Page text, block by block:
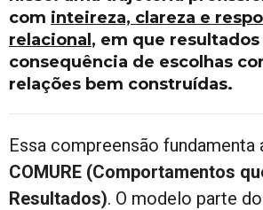
com inteireza, clareza e
relacional , em que
consequência de escolhas
relações bem construídas.
Essa compreensão fundamenta
COMURE (Comportamentos
Resultados). O modelo parte